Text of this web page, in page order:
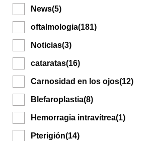
News(5)
oftalmologia(181)
Noticias(3)
cataratas(16)
Carnosidad en los ojos(12)
Blefaroplastia(8)
Hemorragia intravítrea(1)
Pterigión(14)